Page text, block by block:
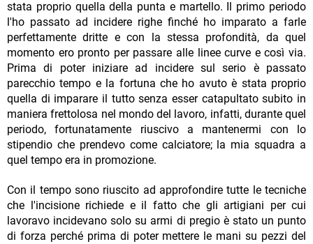
stata proprio quella della punta e martello. Il primo periodo
l'ho passato ad incidere righe finché ho imparato a farle
perfettamente dritte e con la stessa profondità, da quel
momento ero pronto per passare alle linee curve e così via.
Prima di poter iniziare ad incidere sul serio è passato
parecchio tempo e la fortuna che ho avuto è stata proprio
quella di imparare il tutto senza esser catapultato subito in
maniera frettolosa nel mondo del lavoro, infatti, durante quel
periodo, fortunatamente riuscivo a mantenermi con lo
stipendio che prendevo come calciatore; la mia squadra a
quel tempo era in promozione.
Con il tempo sono riuscito ad approfondire tutte le tecniche
che l'incisione richiede e il fatto che gli artigiani per cui
lavoravo incidevano solo su armi di pregio è stato un punto
di forza perché prima di poter mettere le mani su pezzi del